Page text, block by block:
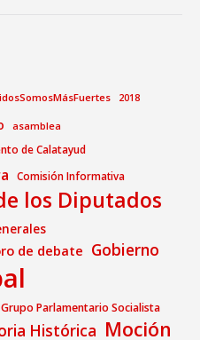
2018
asamblea
de Calatayud
Comisión Informativa
los Diputados
de debate Gobierno
Grupo Parlamentario Socialista
Histórica Moción